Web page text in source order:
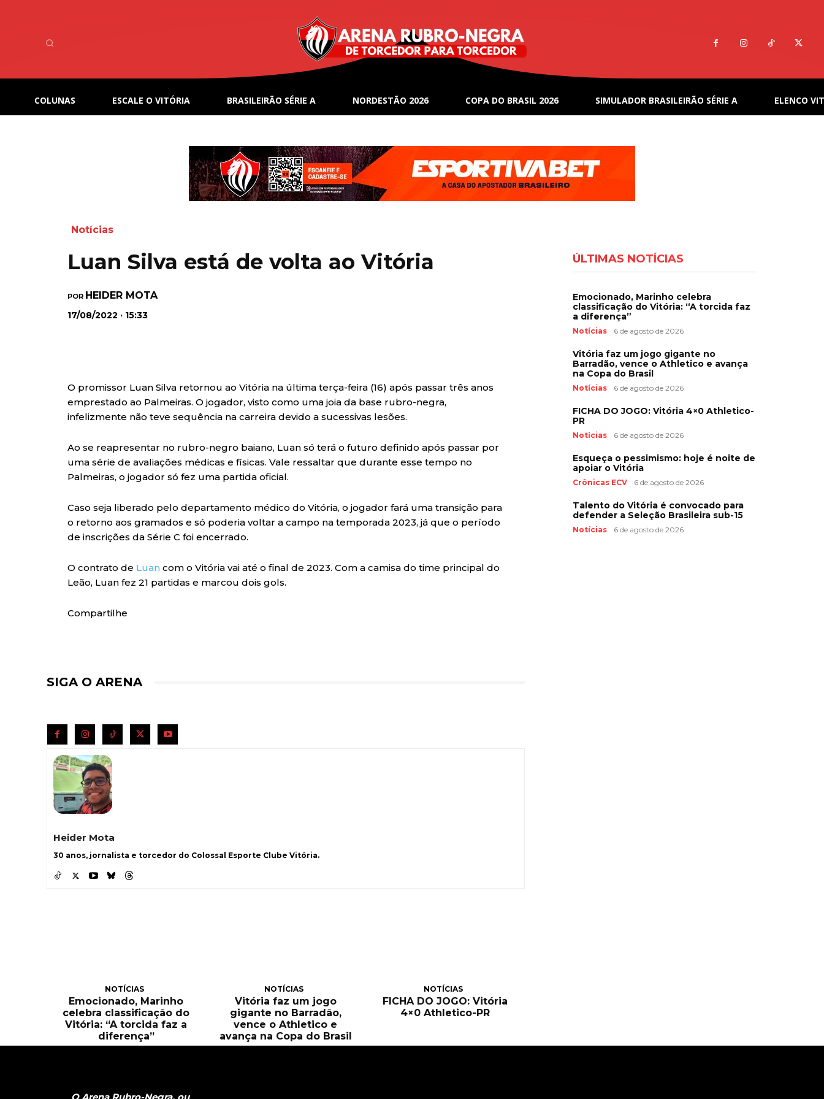
COLUNAS ESCALE O VITÓRIA BRASILEIRÃO SÉRIE A NORDESTÃO 2026 COPA DO BRASIL 2026 SIMULADOR BRASILEIRÃO SÉRIE A ELENCO
Notícias
Luan Silva está de volta ao Vitória
POR HEIDER MOTA
17/08/2022 · 15:33
O promissor Luan Silva retornou ao Vitória na última terça-feira (16) após passar três anos
emprestado ao Palmeiras. O jogador, visto como uma joia da base rubro-negra,
infelizmente não teve sequência na carreira devido a sucessivas lesões.
Ao se reapresentar no rubro-negro baiano, Luan só terá o futuro definido após passar por
uma série de avaliações médicas e físicas. Vale ressaltar que durante esse tempo no
Palmeiras, o jogador só fez uma partida oficial.
Caso seja liberado pelo departamento médico do Vitória, o jogador fará uma transição para
o retorno aos gramados e só poderia voltar a campo na temporada 2023, já que o período
de inscrições da Série C foi encerrado.
O contrato de Luan com o Vitória vai até o final de 2023. Com a camisa do time principal do
Leão, Luan fez 21 partidas e marcou dois gols.
Compartilhe
SIGA O ARENA
Heider Mota
30 anos, jornalista e torcedor do Colossal Esporte Clube Vitória.
NOTÍCIAS
Emocionado, Marinho
celebra classificação do
Vitória: “A torcida faz a
diferença”
NOTÍCIAS
Vitória faz um jogo
gigante no Barradão,
vence o Athletico e
avança na Copa do Brasil
NOTÍCIAS
FICHA DO JOGO: Vitória
4×0 Athletico-PR
ÚLTIMAS NOTÍCIAS
Emocionado, Marinho celebra
classificação do Vitória: “A torcida faz
a diferença”
Notícias 6 de agosto de 2026
Vitória faz um jogo gigante no
Barradão, vence o Athletico e avança
na Copa do Brasil
Notícias 6 de agosto de 2026
FICHA DO JOGO: Vitória 4×0 Athletico-
PR
Notícias 6 de agosto de 2026
Esqueça o pessimismo: hoje é noite de
apoiar o Vitória
Crônicas ECV 6 de agosto de 2026
Talento do Vitória é convocado para
defender a Seleção Brasileira sub-15
Notícias 6 de agosto de 2026